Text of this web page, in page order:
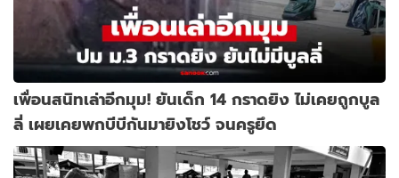
เพื่อนสนิทเล่าอีกมุม! ยันเด็ก 14 กราดยิง ไม่เคยถูกบูล
ลี่ เผยเคยพกบีบีกันมายิงโชว์ จนครูยึด